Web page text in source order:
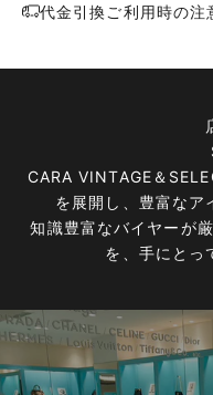
代金引換ご利用時の注
CARA VINTAGE＆
を展開し、豊富なア
知識豊富なバイヤーが
を、手にとっ